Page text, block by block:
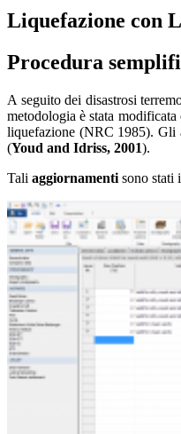
Liquefazione con
Procedura
A seguito dei disastrosi
metodologia è stata
liquefazione (NRC 1985). Gli
(Youd and Idriss, 2001).
Tali aggiornamenti sono stati